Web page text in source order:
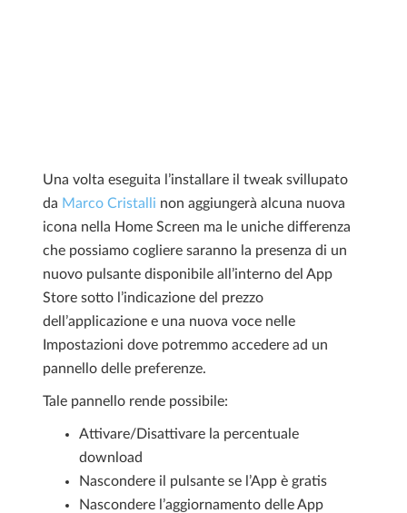
Una volta eseguita l’installare il tweak svillupato
da Marco Cristalli non aggiungerà alcuna nuova
icona nella Home Screen ma le uniche differenza
che possiamo cogliere saranno la presenza di un
nuovo pulsante disponibile all’interno del App
Store sotto l’indicazione del prezzo
dell’applicazione e una nuova voce nelle
Impostazioni dove potremmo accedere ad un
pannello delle preferenze.
Tale pannello rende possibile:
Attivare/Disattivare la percentuale
download
Nascondere il pulsante se l’App è gratis
Nascondere l’aggiornamento delle App